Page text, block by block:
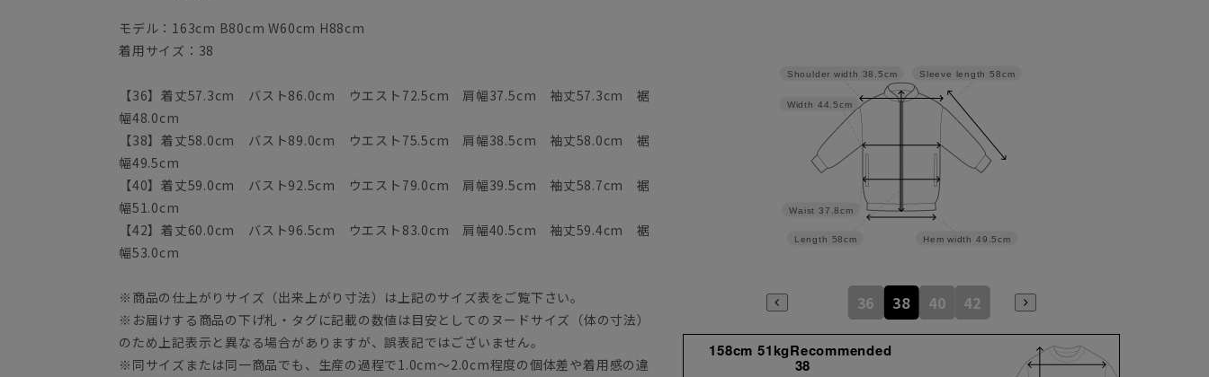
モデル：163cm B80cm W60cm H88cm
着用サイズ：38
【36】着丈57.3cm バスト86.0cm ウエスト72.5cm 肩幅37.5cm 袖丈57.3cm 裾
幅48.0cm
【38】着丈58.0cm バスト89.0cm ウエスト75.5cm 肩幅38.5cm 袖丈58.0cm 裾
幅49.5cm
【40】着丈59.0cm バスト92.5cm ウエスト79.0cm 肩幅39.5cm 袖丈58.7cm 裾
幅51.0cm
【42】着丈60.0cm バスト96.5cm ウエスト83.0cm 肩幅40.5cm 袖丈59.4cm 裾
幅53.0cm
※商品の仕上がりサイズ（出来上がり寸法）は上記のサイズ表をご覧下さい。
※お届けする商品の下げ札・タグに記載の数値は目安としてのヌードサイズ（体の寸法）
のため上記表示と異なる場合がありますが、誤表記ではございません。
※同サイズまたは同一商品でも、生産の過程で1.0cm～2.0cm程度の個体差や着用感の違
Hem width 49.5cm
Sleeve length 58cm
Length 58cm
Waist 37.8cm
Width 44.5cm
Shoulder width 38.5cm
36 38 40 42
158cm 51kgRecommended
38